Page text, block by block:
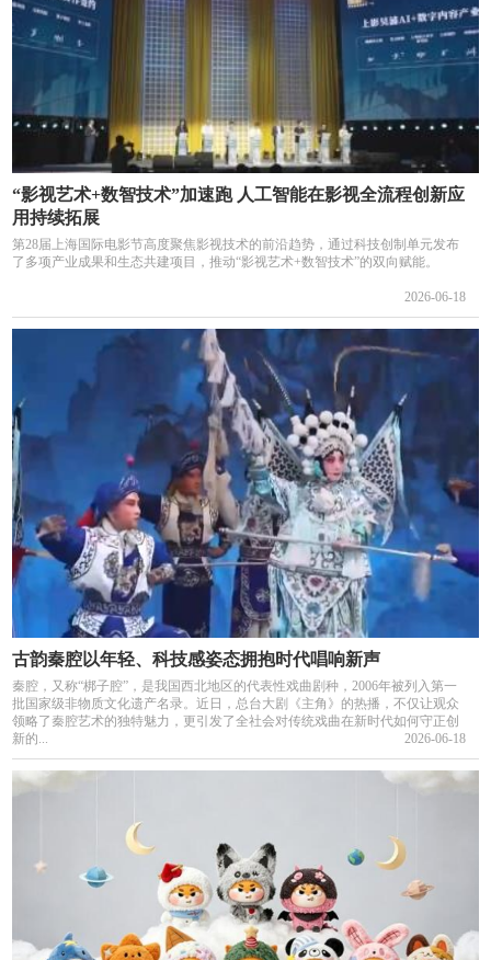
“影视艺术+数智技术”加速跑 人工智能在影视全流程创新应
用持续拓展
第28届上海国际电影节高度聚焦影视技术的前沿趋势，通过科技创制单元发布
了多项产业成果和生态共建项目，推动“影视艺术+数智技术”的双向赋能。
2026-06-18
古韵秦腔以年轻、科技感姿态拥抱时代唱响新声
秦腔，又称“梆子腔”，是我国西北地区的代表性戏曲剧种，2006年被列入第一
批国家级非物质文化遗产名录。近日，总台大剧《主角》的热播，不仅让观众
领略了秦腔艺术的独特魅力，更引发了全社会对传统戏曲在新时代如何守正创
新的...
2026-06-18